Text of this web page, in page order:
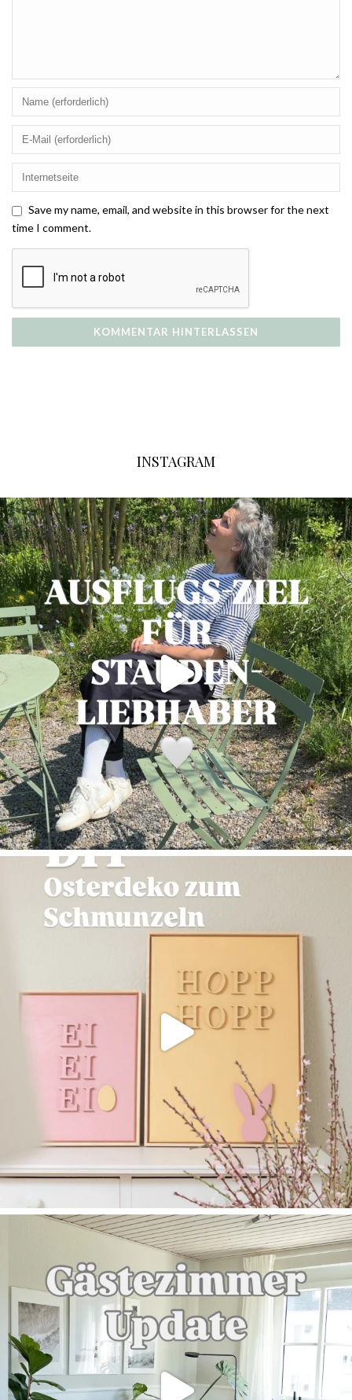
Save my name, email, and website in this browser for the next
time I comment.
INSTAGRAM